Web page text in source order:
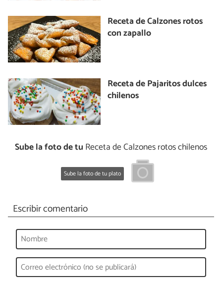
Receta de Calzones rotos
con zapallo
Receta de Pajaritos dulces
chilenos
Sube la foto de tu Receta de Calzones rotos chilenos
Sube la foto de tu plato
Escribir comentario